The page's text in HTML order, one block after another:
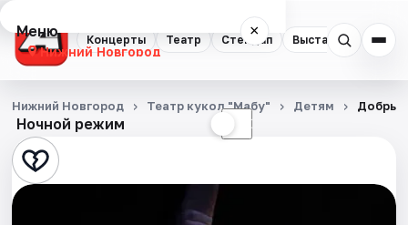
Концерты Театр Стендап Выставки
Меню ×
Нижний Новгород
Концерты
Театр
Стендап
Ночной режим ☾
Нижний Новгород Театр кукол "Мабу" Детям Добрые